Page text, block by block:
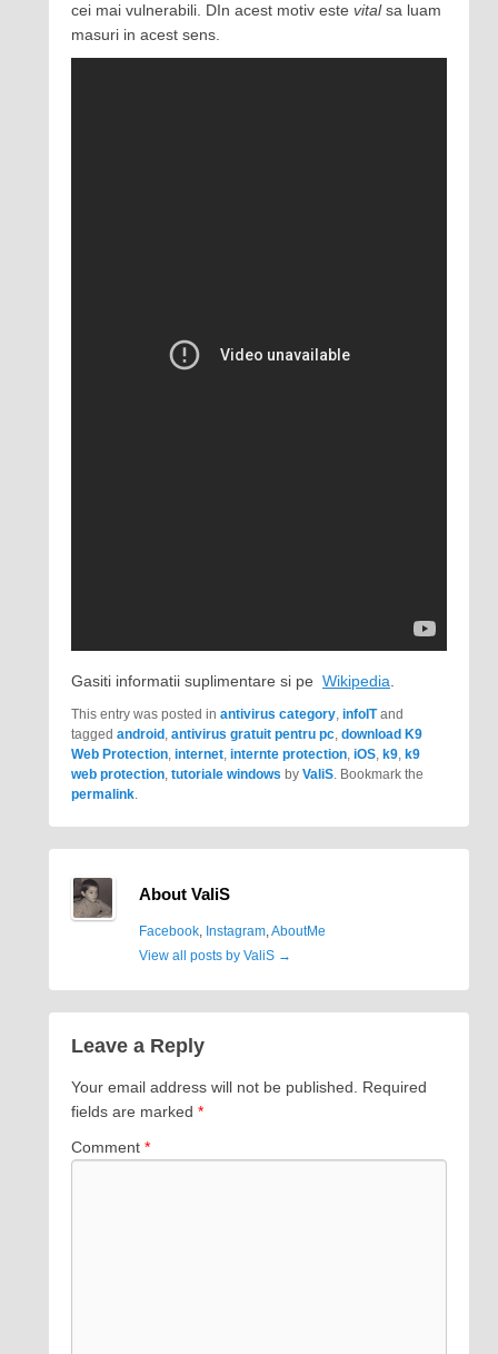
cei mai vulnerabili. DIn acest motiv este vitalsa luam
masuri in acest sens.
Gasiti informatii suplimentare si pe Wikipedia
This entry was posted in antivirus category, infoITand
tagged android , antivirus gratuit pentru pc, download K9
Web Protection, internet, internte protection, iOS, k9, k9
web protection, tutoriale windows by ValiS. Bookmark the
permalink.
About ValiS
Facebook, Instagram,AboutMe
View all posts by ValiS →
Leave a Reply
Your email address will not be published.
Required
fields are marked *
Comment *